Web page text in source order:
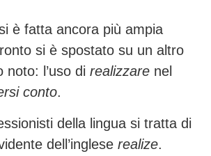
è fatta ancora più ampia
si è spostato su un altro
noto: l’uso di realizzare nel
conto.
della lingua si tratta di
dell’inglese realize.